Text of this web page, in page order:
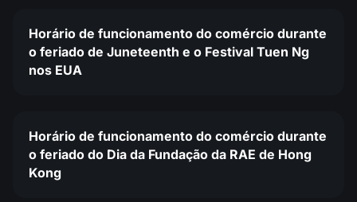
Horário de funcionamento do comércio durante
o feriado de Juneteenth e o Festival Tuen Ng
nos EUA
Horário de funcionamento do comércio durante
o feriado do Dia da Fundação da RAE de Hong
Kong